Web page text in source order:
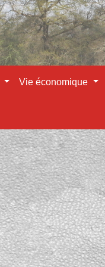
Vie économique